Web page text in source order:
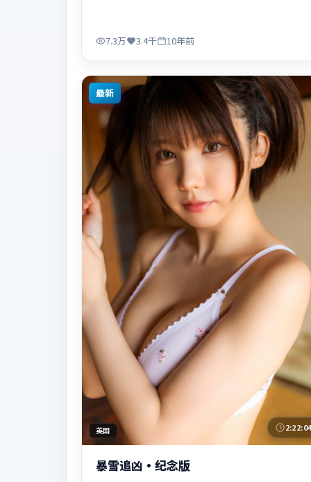
7.3万 3.4千 10年前
最新
英国
暴雪追凶·纪念版